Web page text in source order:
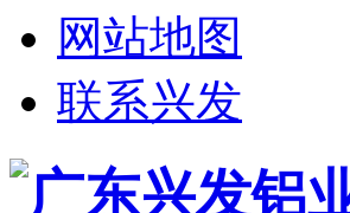
网站地图
联系兴发